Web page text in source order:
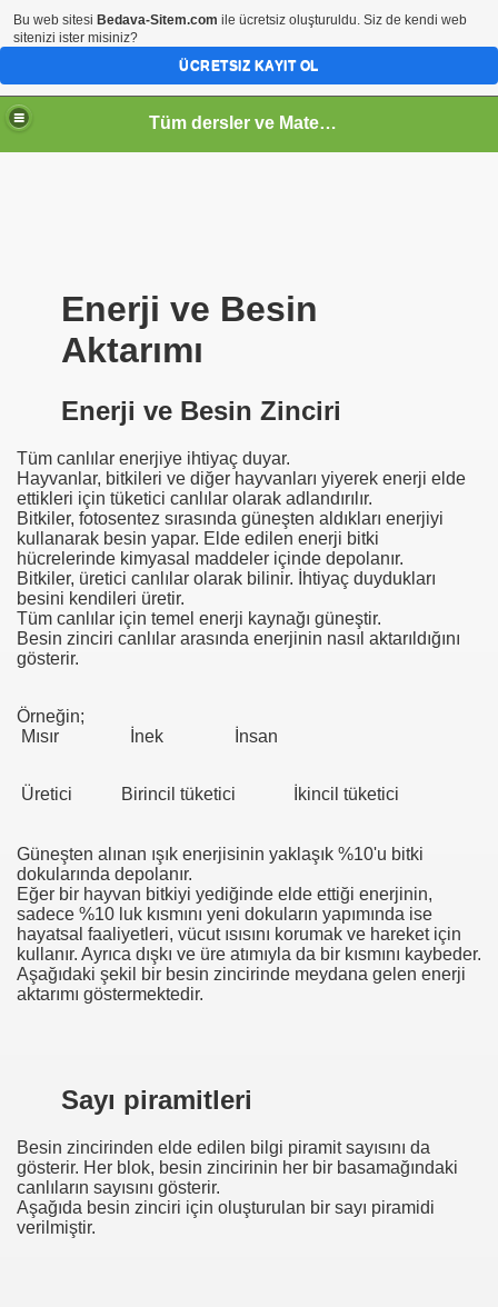
Tüm dersler ve Matematik
Enerji ve Besin
Aktarımı
Enerji ve Besin Zinciri
Tüm canlılar enerjiye ihtiyaç duyar.
Hayvanlar, bitkileri ve diğer hayvanları yiyerek enerji elde
ettikleri için tüketici canlılar olarak adlandırılır.
Bitkiler, fotosentez sırasında güneşten aldıkları enerjiyi
kullanarak besin yapar. Elde edilen enerji bitki
hücrelerinde kimyasal maddeler içinde depolanır.
Bitkiler, üretici canlılar olarak bilinir. İhtiyaç duydukları
besini kendileri üretir.
Tüm canlılar için temel enerji kaynağı güneştir.
Besin zinciri canlılar arasında enerjinin nasıl aktarıldığını
gösterir.
Örneğin;
Mısır
İnek İnsan
Üretici Birincil tüketici İkincil tüketici
Güneşten alınan ışık enerjisinin yaklaşık %10'u bitki
dokularında depolanır.
Eğer bir hayvan bitkiyi yediğinde elde ettiği enerjinin,
sadece %10 luk kısmını yeni dokuların yapımında ise
hayatsal faaliyetleri, vücut ısısını korumak ve hareket için
kullanır. Ayrıca dışkı ve üre atımıyla da bir kısmını kaybeder.
Aşağıdaki şekil bir besin zincirinde meydana gelen enerji
aktarımı göstermektedir.
Sayı piramitleri
Besin zincirinden elde edilen bilgi piramit sayısını da
gösterir. Her blok, besin zincirinin her bir basamağındaki
canlıların sayısını gösterir.
Aşağıda besin zinciri için oluşturulan bir sayı piramidi
verilmiştir.
Bu web sitesi Bedava-Sitem.com ile ücretsiz oluşturuldu. Siz de kendi web
sitenizi ister misiniz?
ÜCRETSIZ KAYIT OL